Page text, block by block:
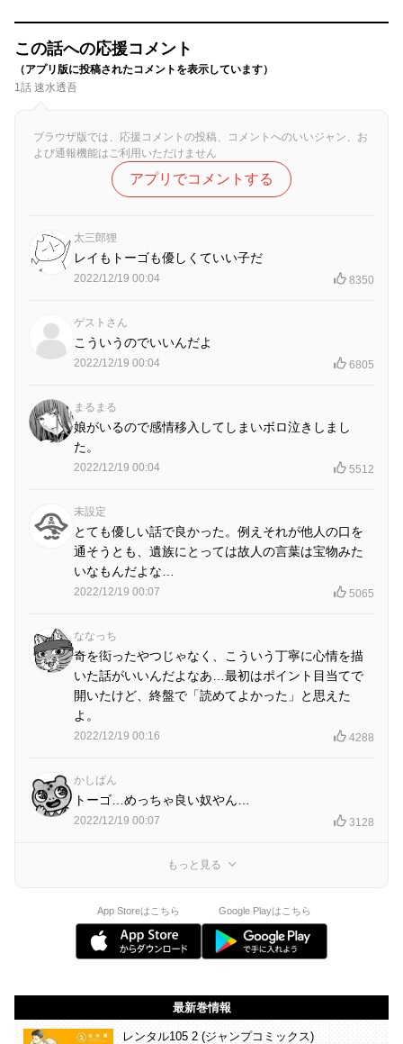
この話への応援コメント
（アプリ版に投稿されたコメントを表示しています）
1話 速水透吾
ブラウザ版では、応援コメントの投稿、コメントへのいいジャン、お
よび通報機能はご利用いただけません
アプリでコメントする
太三郎狸
レイもトーゴも優しくていい子だ
2022/12/19 00:04 8350
ゲストさん
こういうのでいいんだよ
2022/12/19 00:04 6805
まるまる
娘がいるので感情移入してしまいボロ泣きしまし
た。
2022/12/19 00:04 5512
未設定
とても優しい話で良かった。例えそれが他人の口を
通そうとも、遺族にとっては故人の言葉は宝物みた
いなもんだよな…
2022/12/19 00:07 5065
ななっち
奇を衒ったやつじゃなく、こういう丁寧に心情を描
いた話がいいんだよなあ…最初はポイント目当てで
開いたけど、終盤で「読めてよかった」と思えた
よ。
2022/12/19 00:16 4288
かしぱん
トーゴ…めっちゃ良い奴やん…
2022/12/19 00:07 3128
もっと見る
App Storeはこちら Google Playはこちら
最新巻情報
レンタル105 2 (ジャンプコミックス)